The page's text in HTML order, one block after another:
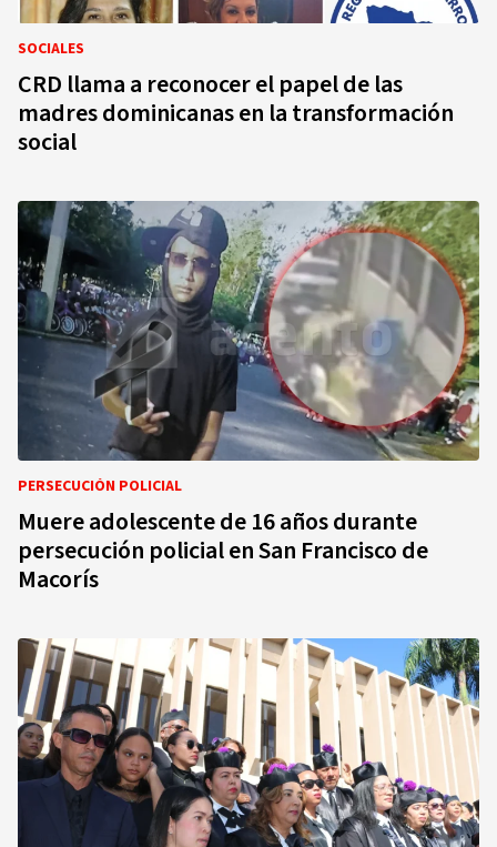
SOCIALES
CRD llama a reconocer el papel de las
madres dominicanas en la transformación
social
PERSECUCIÓN POLICIAL
Muere adolescente de 16 años durante
persecución policial en San Francisco de
Macorís